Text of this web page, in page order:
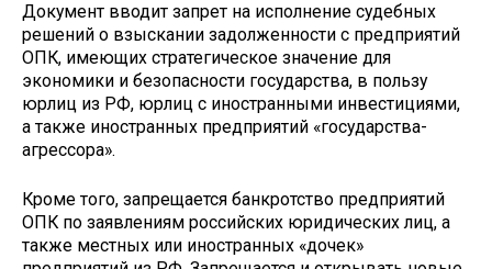
Документ вводит запрет на исполнение судебных
решений о взыскании задолженности с предприятий
ОПК, имеющих стратегическое значение для
экономики и безопасности государства, в пользу
юрлиц из РФ, юрлиц с иностранными инвестициями,
а также иностранных предприятий «государства-
агрессора».
Кроме того, запрещается банкротство предприятий
ОПК по заявлениям российских юридических лиц, а
также местных или иностранных «дочек»